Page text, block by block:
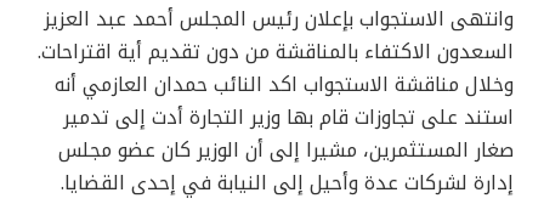
وانتهى الاستجواب بإعلان رئيس المجلس أحمد عبد العزيز
السعدون الاكتفاء بالمناقشة من دون تقديم أية اقتراحات.
وخلال مناقشة الاستجواب اكد النائب حمدان العازمي أنه
استند على تجاوزات قام بها وزير التجارة أدت إلى تدمير
صغار المستثمرين، مشيرا إلى أن الوزير كان عضو مجلس
إدارة لشركات عدة وأحيل إلى النيابة في إحدى القضايا.